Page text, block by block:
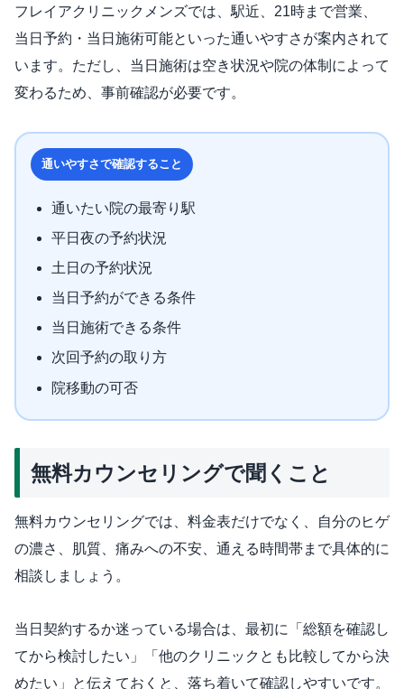
フレイアクリニックメンズでは、駅近、21時まで営業、
当日予約・当日施術可能といった通いやすさが案内されて
います。ただし、当日施術は空き状況や院の体制によって
変わるため、事前確認が必要です。
通いやすさで確認すること
通いたい院の最寄り駅
平日夜の予約状況
土日の予約状況
当日予約ができる条件
当日施術できる条件
次回予約の取り方
院移動の可否
無料カウンセリングで聞くこと
無料カウンセリングでは、料金表だけでなく、自分のヒゲ
の濃さ、肌質、痛みへの不安、通える時間帯まで具体的に
相談しましょう。
当日契約するか迷っている場合は、最初に「総額を確認し
てから検討したい」「他のクリニックとも比較してから決
めたい」と伝えておくと、落ち着いて確認しやすいです。